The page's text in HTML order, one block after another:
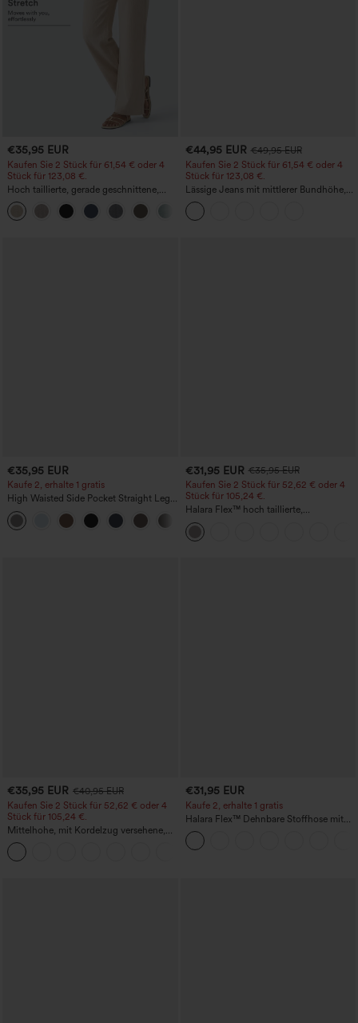
€35,95 EUR
Kaufen Sie 2 Stück für 61,54 € oder 4
Stück für 123,08 €.
Hoch taillierte, gerade geschnittene,
legere Leinen-Optik-Hose mit Taschen
€44,95 EUR €49,95 EUR
Kaufen Sie 2 Stück für 61,54 € oder 4
Stück für 123,08 €.
Lässige Jeans mit mittlerer Bundhöhe,
Kordelzug und Taschen
€35,95 EUR
Kaufe 2, erhalte 1 gratis
High Waisted Side Pocket Straight Leg
Work Pants
€31,95 EUR €35,95 EUR
Kaufen Sie 2 Stück für 52,62 € oder 4
Stück für 105,24 €.
Halara Flex™ hoch taillierte,
figurformende Arbeitshose, die die Taille
schmaler wirken lässt, mit Taschen,
weitem Bein und Mikro-Waffelstruktur
€35,95 EUR €40,95 EUR
Kaufen Sie 2 Stück für 52,62 € oder 4
Stück für 105,24 €.
Mittelhohe, mit Kordelzug versehene,
schnelltrocknende Golfhose mit schmal
zulaufendem Schnitt, abgerundetem
Saum und Taschen – UPF 40+
€31,95 EUR
Kaufe 2, erhalte 1 gratis
Halara Flex™ Dehnbare Stoffhose mit
hohem Bund und Seitentasche hinten